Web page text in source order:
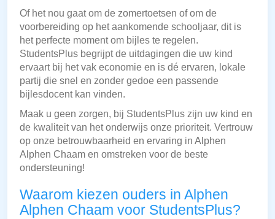
Of het nou gaat om de zomertoetsen of om de
voorbereiding op het aankomende schooljaar, dit is
het perfecte moment om bijles te regelen.
StudentsPlus begrijpt de uitdagingen die uw kind
ervaart bij het vak economie en is dé ervaren, lokale
partij die snel en zonder gedoe een passende
bijlesdocent kan vinden.
Maak u geen zorgen, bij StudentsPlus zijn uw kind en
de kwaliteit van het onderwijs onze prioriteit. Vertrouw
op onze betrouwbaarheid en ervaring in Alphen
Alphen Chaam en omstreken voor de beste
ondersteuning!
Waarom kiezen ouders in Alphen
Alphen Chaam voor StudentsPlus?